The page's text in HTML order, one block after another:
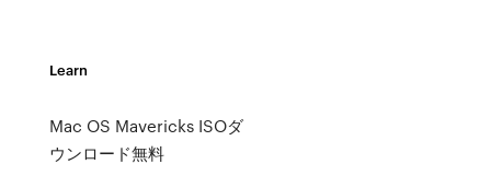
Learn
Mac OS Mavericks ISOダ
ウンロード無料